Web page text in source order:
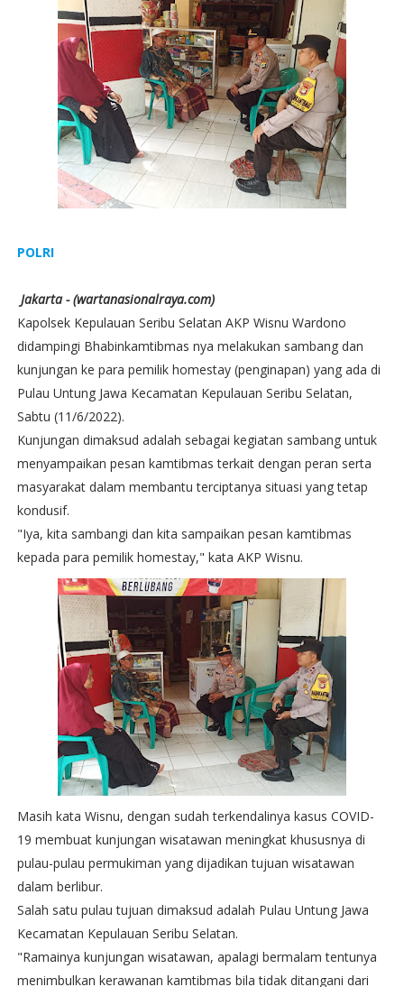
POLRI
Jakarta - (wartanasionalraya.com)
Kapolsek Kepulauan Seribu Selatan AKP Wisnu Wardono
didampingi Bhabinkamtibmas nya melakukan sambang dan
kunjungan ke para pemilik homestay (penginapan) yang ada di
Pulau Untung Jawa Kecamatan Kepulauan Seribu Selatan,
Sabtu (11/6/2022).
Kunjungan dimaksud adalah sebagai kegiatan sambang untuk
menyampaikan pesan kamtibmas terkait dengan peran serta
masyarakat dalam membantu terciptanya situasi yang tetap
kondusif.
"Iya, kita sambangi dan kita sampaikan pesan kamtibmas
kepada para pemilik homestay," kata AKP Wisnu.
Masih kata Wisnu, dengan sudah terkendalinya kasus COVID-
19 membuat kunjungan wisatawan meningkat khususnya di
pulau-pulau permukiman yang dijadikan tujuan wisatawan
dalam berlibur.
Salah satu pulau tujuan dimaksud adalah Pulau Untung Jawa
Kecamatan Kepulauan Seribu Selatan.
"Ramainya kunjungan wisatawan, apalagi bermalam tentunya
menimbulkan kerawanan kamtibmas bila tidak ditangani dari